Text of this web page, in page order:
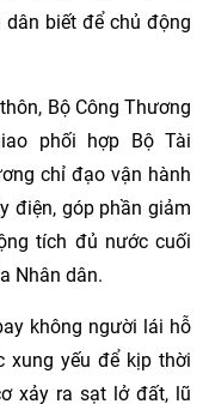
biết để chủ động
Bộ Công Thương
phối hợp Bộ Tài
chỉ đạo vận hành
điện, góp phần giảm
tích đủ nước cuối
Nhân dân.
không người lái hỗ
xung yếu để kịp thời
xảy ra sạt lở đất, lũ